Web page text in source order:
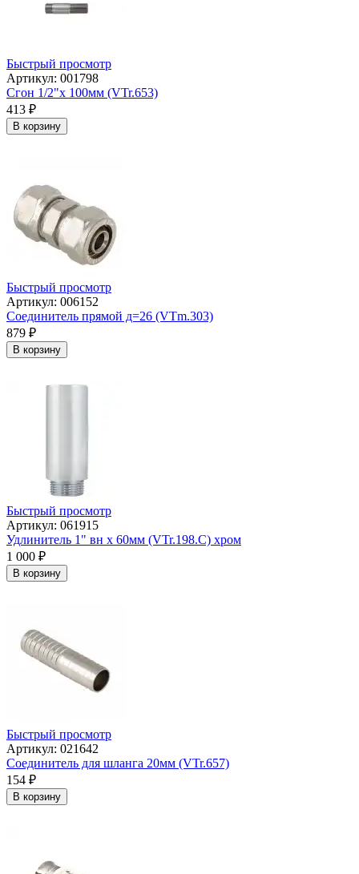
Быстрый просмотр
Артикул: 001798
Сгон 1/2"х 100мм (VTr.653)
413 ₽
В корзину
Быстрый просмотр
Артикул: 006152
Соединитель прямой д=26 (VTm.303)
879 ₽
В корзину
Быстрый просмотр
Артикул: 061915
Удлинитель 1" вн х 60мм (VTr.198.C) хром
1 000 ₽
В корзину
Быстрый просмотр
Артикул: 021642
Соединитель для шланга 20мм (VTr.657)
154 ₽
В корзину